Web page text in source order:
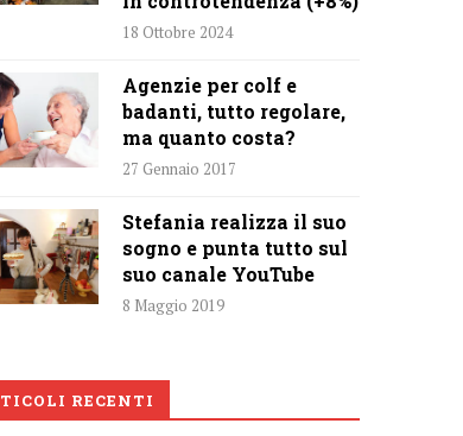
18 Ottobre 2024
Agenzie per colf e
badanti, tutto regolare,
ma quanto costa?
27 Gennaio 2017
Stefania realizza il suo
sogno e punta tutto sul
suo canale YouTube
8 Maggio 2019
RECENTI